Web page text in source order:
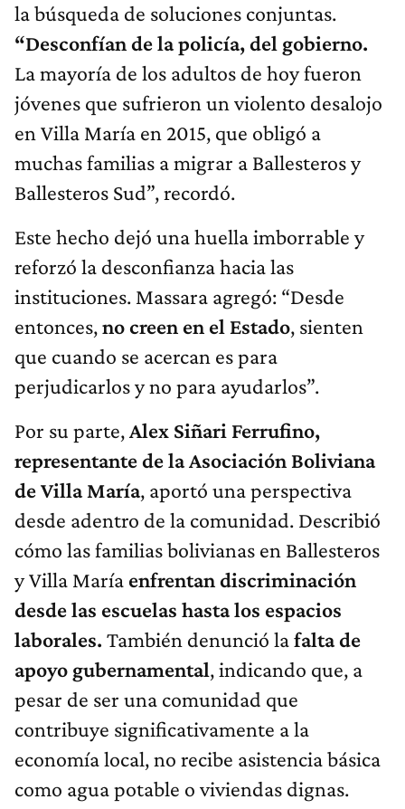
la búsqueda de soluciones conjuntas.
“Desconfían de la policía, del gobierno.
La mayoría de los adultos de hoy fueron
jóvenes que sufrieron un violento desalojo
en Villa María en 2015, que obligó a
muchas familias a migrar a Ballesteros y
Ballesteros Sud”, recordó.
Este hecho dejó una huella imborrable y
reforzó la desconfianza hacia las
instituciones. Massara agregó: “Desde
entonces,no creen en el Estado, sienten
que cuando se acercan es para
perjudicarlos y no para ayudarlos”.
Por su parte,Alex Siñari Ferrufino,
representante de la Asociación Boliviana
de Villa María, aportó una perspectiva
desde adentro de la comunidad. Describió
cómo las familias bolivianas en Ballesteros
y Villa María enfrentandiscriminación
desde las escuelas hasta los espacios
laborales. También denunció lafalta de
apoyo gubernamental, indicando que, a
pesar de ser una comunidad que
contribuye significativamente a la
economía local, no recibe asistencia básica
como agua potable o viviendas dignas.